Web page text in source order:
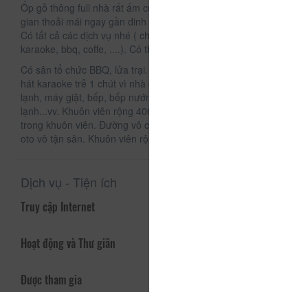
Ốp gỗ thông full nhà rất ấm cúng. View cực kỳ đẹp không
gian thoải mái ngay gần dinh 3, đi ra chợ chỉ mất 5p xe máy .
Có tất cả các dịch vụ nhé ( cho thuê xe máy , oto , loa hát
karaoke, bbq, coffe, ....). Có thể tổ chức sinh nhật, đám cưới.
Có sân tổ chức BBQ, lửa trại. Có thể mượn 1 nhà riêng để
hát karaoke trễ 1 chút vì nhà đó cách âm. Nhà có tivi, tủ
lạnh, máy giặt, bếp, bếp nướng, lò vi sóng, nước nóng
lạnh...vv. Khuôn viên rộng 400m2 và còn có nhiều căn khác
trong khuôn viên. Đường vô có 2 đường 1 xe máy, 1 đường
oto vô tận sân. Khuôn viên rộng rãi thoải mái.
Dịch vụ - Tiện ích
Truy cập Internet
Hoạt động và Thư giãn
Được tham gia